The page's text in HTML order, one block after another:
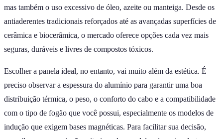
mas também o uso excessivo de óleo, azeite ou manteiga. Desde os
antiaderentes tradicionais reforçados até as avançadas superfícies de
cerâmica e biocerâmica, o mercado oferece opções cada vez mais
seguras, duráveis e livres de compostos tóxicos.
Escolher a panela ideal, no entanto, vai muito além da estética. É
preciso observar a espessura do alumínio para garantir uma boa
distribuição térmica, o peso, o conforto do cabo e a compatibilidade
com o tipo de fogão que você possui, especialmente os modelos de
indução que exigem bases magnéticas. Para facilitar sua decisão,